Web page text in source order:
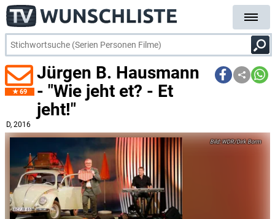
69
Jürgen B. Hausmann
- "Wie jeht et? - Et
jeht!"
D, 2016
WDR/Dirk Borm